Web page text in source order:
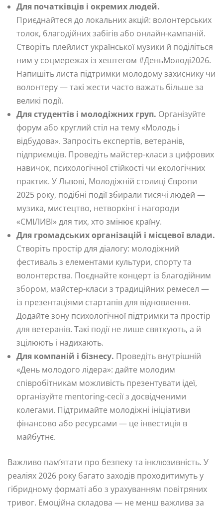
Для початківців і окремих людей.
Приєднайтеся до локальних акцій: волонтерських
толок, благодійних забігів або онлайн-кампаній.
Створіть плейлист української музики й поділіться
ним у соцмережах із хештегом #ДеньМолоді2026.
Напишіть листа підтримки молодому захиснику чи
волонтеру — такі жести часто важать більше за
великі події.
Для студентів і молодіжних груп. Організуйте
форум або круглий стіл на тему «Молодь і
відбудова». Запросіть експертів, ветеранів,
підприємців. Проведіть майстер-класи з цифрових
навичок, психологічної стійкості чи екологічних
практик. У Львові, Молодіжній столиці Європи
2025 року, подібні події збирали тисячі людей —
музика, мистецтво, нетворкінг і нагороди
«СМІЛИВІ» для тих, хто змінює країну.
Для громадських організацій і місцевої влади.
Створіть простір для діалогу: молодіжний
фестиваль з елементами культури, спорту та
волонтерства. Поєднайте концерт із благодійним
збором, майстер-класи з традиційних ремесел —
із презентаціями стартапів для відновлення.
Додайте зону психологічної підтримки та простір
для ветеранів. Такі події не лише святкують, а й
зцілюють і надихають.
Для компаній і бізнесу. Проведіть внутрішній
«День молодого лідера»: дайте молодим
співробітникам можливість презентувати ідеї,
організуйте mentoring-сесії з досвідченими
колегами. Підтримайте молодіжні ініціативи
фінансово або ресурсами — це інвестиція в
майбутнє.
Важливо пам’ятати про безпеку та інклюзивність. У
реаліях 2026 року багато заходів проходитимуть у
гібридному форматі або з урахуванням повітряних
тривог. Емоційна складова — не менш важлива за